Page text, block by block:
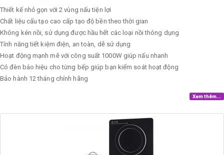
Thiết kế nhỏ gọn với 2 vùng nấu tiện lợi
Chất liệu cấu tạo cao cấp tạo độ bền theo thời gian
Không kén nồi, sử dụng được hầu hết các loại nồi thông dụng
Tính năng tiết kiệm điện, an toàn, dễ sử dụng
Hoạt động mạnh mẽ với công suất 1000W giúp nấu nhanh
Có đèn báo hiệu cho từng bếp giúp bạn kiểm soát hoạt động
Bảo hành 12 tháng chính hãng
Xem thêm...